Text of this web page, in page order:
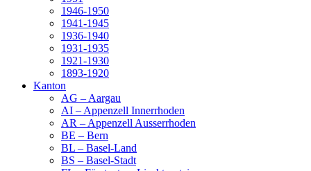
1946-1950
1941-1945
1936-1940
1931-1935
1921-1930
1893-1920
Kanton
AG – Aargau
AI – Appenzell Innerrhoden
AR – Appenzell Ausserrhoden
BE – Bern
BL – Basel-Land
BS – Basel-Stadt